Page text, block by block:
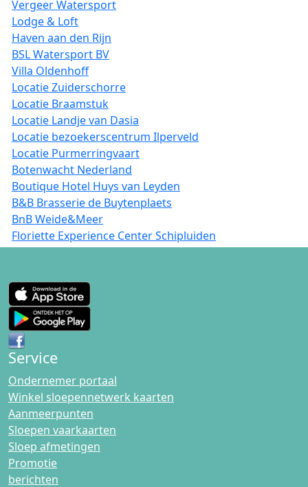
Vergeer Watersport
Lodge & Loft
Haven aan den Rijn
BSL Watersport BV
Villa Oldenhoff
Locatie Zuiderschorre
Locatie Braamstuk
Locatie Landje van Dasia
Locatie bezoekerscentrum Ilperveld
Locatie Purmerringvaart
Botenwacht Nederland
Boutique Hotel Huys van Leyden
B&B Brasserie de Buytenplaets
BnB Weide&Meer
Floriette Experience Center Schipluiden
Service
Ondernemer portaal
Winkel sloepennetwerk kaarten
Aanmeerpunten
Sloepen vaarkaarten
Sloep afmetingen
Promotie
berichten